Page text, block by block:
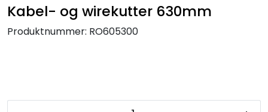
Kabel- og wirekutter 630mm
Produktnummer: RO605300